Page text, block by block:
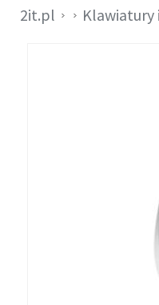
2it.pl Klawiatury